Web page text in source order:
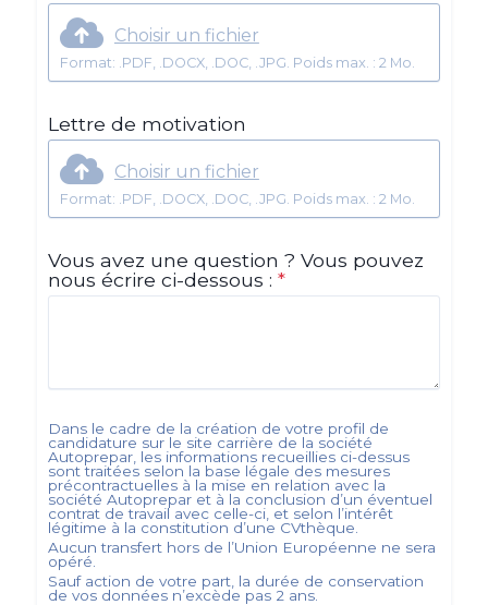
Choisir un fichier
Format: .PDF, .DOCX, .DOC, .JPG. Poids max. : 2 Mo.
Lettre de motivation
Choisir un fichier
Format: .PDF, .DOCX, .DOC, .JPG. Poids max. : 2 Mo.
Vous avez une question ? Vous pouvez
nous écrire ci-dessous : *
Dans le cadre de la création de votre profil de
candidature sur le site carrière de la société
Autoprepar, les informations recueillies ci-dessus
sont traitées selon la base légale des mesures
précontractuelles à la mise en relation avec la
société Autopreparet à la conclusion d’un éventuel
contrat de travail avec celle-ci, et selon l’intérêt
légitime à la constitution d’une CVthèque.
Aucun transfert hors de l’Union Européenne ne sera
opéré.
Sauf action de votre part, la durée de conservation
de vos données n’excède pas 2 ans.